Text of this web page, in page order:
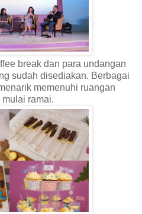
break dan para undangan
sudah disediakan. Berbagai
memenuhi ruangan
ramai.